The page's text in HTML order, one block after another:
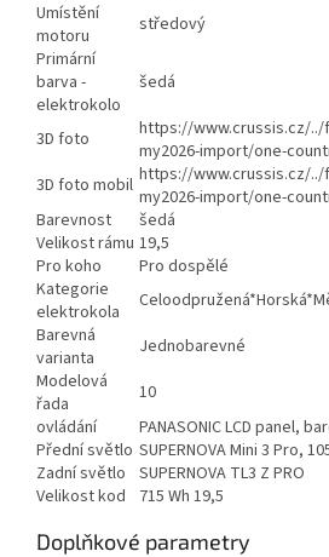
Umístění
motoru
středový
Primární
barva -
elektrokolo
šedá
3D foto
https://www.crussis.cz/
my2026-import/one-
3D foto mobil https://www.crussis.cz/
my2026-import/one-
Barevnost
šedá
Velikost rámu 19,5
Pro koho
Pro dospělé
Kategorie
elektrokola
Barevná
varianta
Jednobarevné
Modelová
řada
10
ovládání
PANASONIC LCD panel,
Přední světlo SUPERNOVA Mini 3 Pro,
Zadní světlo SUPERNOVA TL3 Z PRO
Velikost kod
715 Wh 19,5
Doplňkové parametry